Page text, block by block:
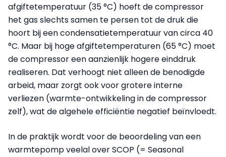
afgiftetemperatuur (35 °C) hoeft de compressor
het gas slechts samen te persen tot de druk die
hoort bij een condensatietemperatuur van circa 40
°C. Maar bij hoge afgiftetemperaturen (65 °C) moet
de compressor een aanzienlijk hogere einddruk
realiseren. Dat verhoogt niet alleen de benodigde
arbeid, maar zorgt ook voor grotere interne
verliezen (warmte-ontwikkeling in de compressor
zelf), wat de algehele efficiëntie negatief beïnvloedt.
In de praktijk wordt voor de beoordeling van een
warmtepomp veelal over SCOP (= Seasonal